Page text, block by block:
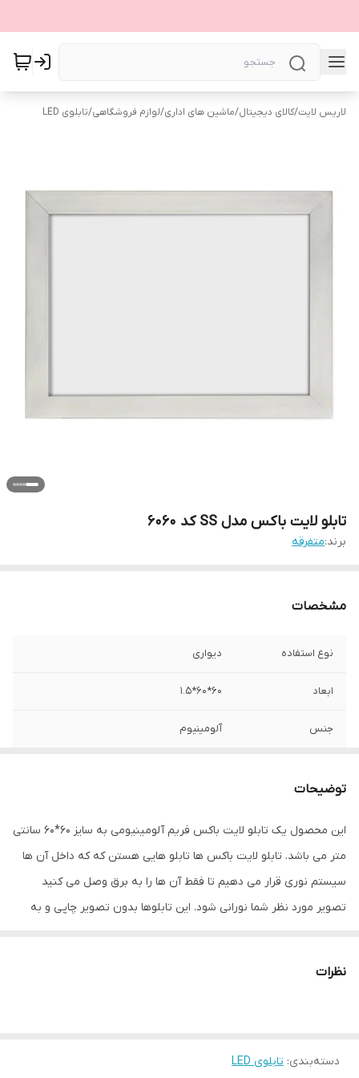
لاریس لایت/کالای دیجیتال/ماشین های اداری/لوازم فروشگاهی/تابلوی LED
تابلو لایت باکس مدل SS کد 6060
برند:متفرقه
مشخصات
نوع استفاده دیواری
ابعاد 60*60*1.5
جنس آلومینیوم
توضیحات
این محصول یک تابلو لایت باکس فریم آلومینیومی به سایز 60*60 سانتی
متر می باشد. تابلو لایت باکس ها تابلو هایی هستن که که داخل آن ها
سیستم نوری قرار می دهیم تا فقط آن ها را به برق وصل می کنید
تصویر مورد نظر شما نورانی شود. این تابلوها بدون تصویر چاپی و به
متر می باشد. این تابلو لایت باکس ها دارای طول عمر بالا و مصرف برق
لایت باکس ها قرار بدهید. انجام این کار راحت است فقط کافیه تا چهار
نظرات
دسته‌بندی: تابلوی LED